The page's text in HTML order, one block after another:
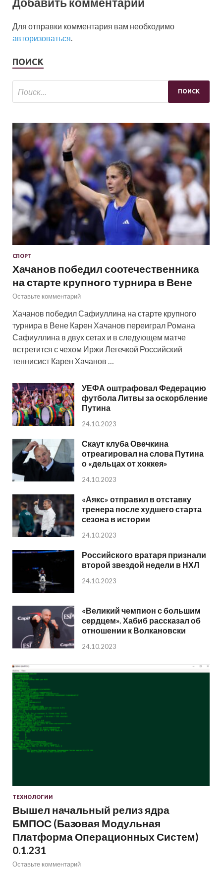
Для отправки комментария вам необходимо
авторизоваться.
ПОИСК
СПОРТ
Хачанов победил соотечественника
на старте крупного турнира в Вене
Оставьте комментарий
Хачанов победил Сафиуллина на старте крупного
турнира в Вене Карен Хачанов переиграл Романа
Сафиуллина в двух сетах и в следующем матче
встретится с чехом Иржи Легечкой Российский
теннисист Карен Хачанов …
УЕФА оштрафовал Федерацию
футбола Литвы за оскорбление
Путина
24.10.2023
Скаут клуба Овечкина
отреагировал на слова Путина
о «дельцах от хоккея»
24.10.2023
«Аякс» отправил в отставку
тренера после худшего старта
сезона в истории
24.10.2023
Российского вратаря признали
второй звездой недели в НХЛ
24.10.2023
«Великий чемпион с большим
сердцем». Хабиб рассказал об
отношении к Волкановски
24.10.2023
ТЕХНОЛОГИИ
Вышел начальный релиз ядра
БМПОС (Базовая Модульная
Платформа Операционных Систем)
0.1.231
Оставьте комментарий